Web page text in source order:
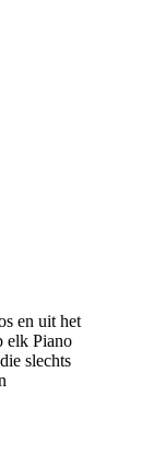
en uit het
elk Piano
slechts